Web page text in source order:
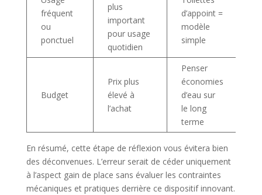
fréquent
ou
ponctuel
plus
important
pour usage
quotidien
d’appoint =
modèle
simple
Budget
Prix plus
élevé à
l’achat
Penser
économies
d’eau sur
le long
terme
En résumé, cette étape de réflexion vous évitera bien
des déconvenues. L’erreur serait de céder uniquement
à l’aspect gain de place sans évaluer les contraintes
mécaniques et pratiques derrière ce dispositif innovant.